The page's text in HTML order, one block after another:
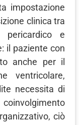
impostazione
clinica tra
pericardico e
il paziente con
anche per il
ventricolare,
necessita di
ciò